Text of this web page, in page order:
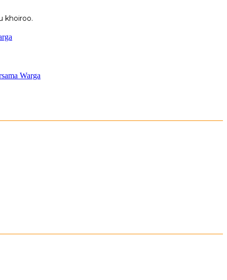
khoiroo.
Warga